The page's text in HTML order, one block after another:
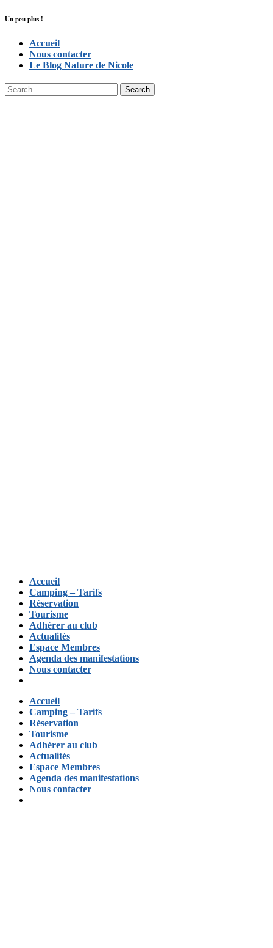
Un peu plus !
Accueil
Nous contacter
Le Blog Nature de Nicole
Accueil
Camping – Tarifs
Réservation
Tourisme
Adhérer au club
Actualités
Espace Membres
Agenda des manifestations
Nous contacter
Accueil
Camping – Tarifs
Réservation
Tourisme
Adhérer au club
Actualités
Espace Membres
Agenda des manifestations
Nous contacter